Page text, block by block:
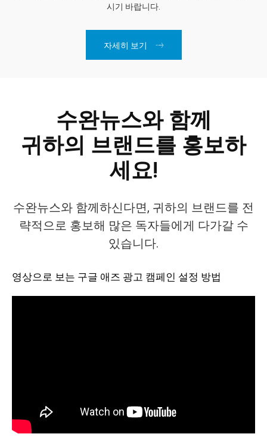
시기 바랍니다.
자세히 보기
수완뉴스와 함께
귀하의 브랜드를 홍보하
세요!
수완뉴스와 함께하신다면, 귀하의 브랜드를 전
략적으로 홍보해 많은 독자들에게 다가갈 수
있습니다.
영상으로 보는 구글 애즈 광고 캠페인 설정 방법